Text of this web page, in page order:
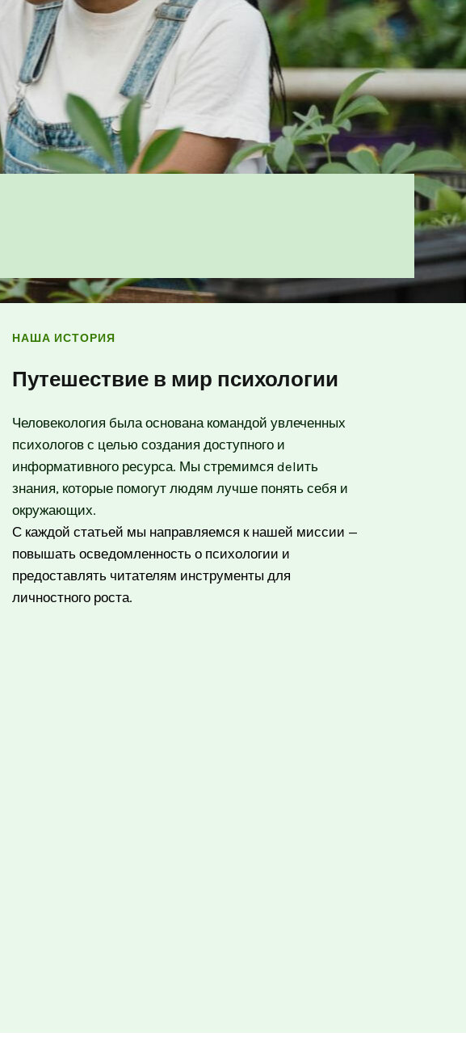
НАША ИСТОРИЯ
Путешествие в мир психологии
Человекология была основана командой увлеченных
психологов с целью создания доступного и
информативного ресурса. Мы стремимся delить
знания, которые помогут людям лучше понять себя и
окружающих.
С каждой статьей мы направляемся к нашей миссии —
повышать осведомленность о психологии и
предоставлять читателям инструменты для
личностного роста.